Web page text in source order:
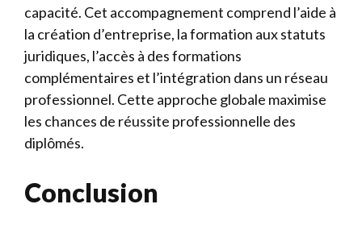
capacité. Cet accompagnement comprend l’aide à
la création d’entreprise, la formation aux statuts
juridiques, l’accès à des formations
complémentaires et l’intégration dans un réseau
professionnel. Cette approche globale maximise
les chances de réussite professionnelle des
diplômés.
Conclusion